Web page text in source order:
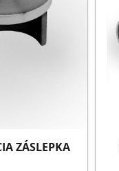
ZÁSLEPKA